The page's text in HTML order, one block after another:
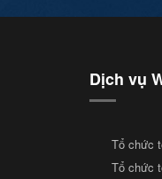
Dịch vụ
Tổ chức
Tổ chức